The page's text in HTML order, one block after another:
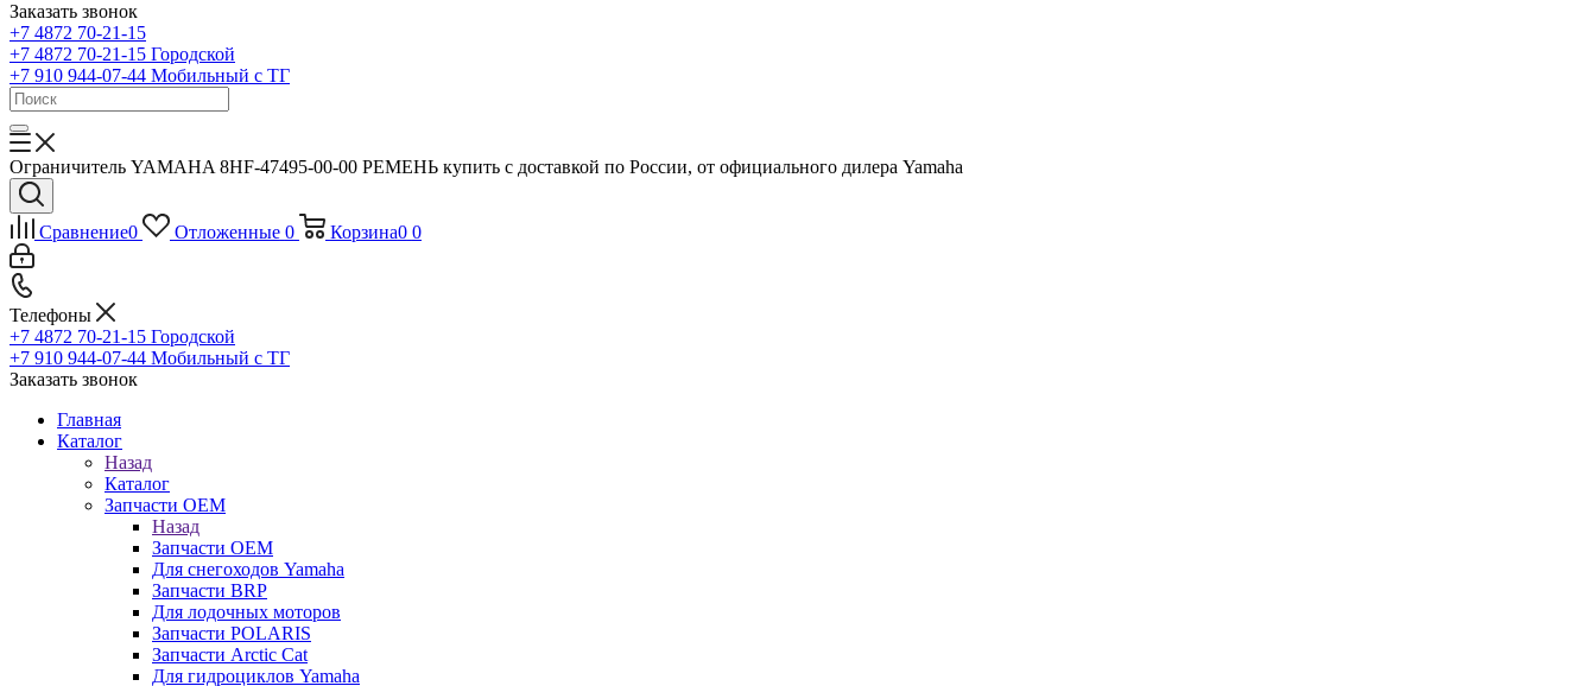
Заказать звонок
+7 4872 70-21-15
+7 4872 70-21-15 Городской
+7 910 944-07-44 Мобильный с ТГ
Ограничитель YAMAHA 8HF-47495-00-00 РЕМЕНЬ купить с доставкой по России, от официального дилера Yamaha
Сравнение0 Отложенные 0 Корзина0 0
Телефоны
+7 4872 70-21-15 Городской
+7 910 944-07-44 Мобильный с ТГ
Заказать звонок
Главная
Каталог
Назад
Каталог
Запчасти OEM
Назад
Запчасти OEM
Для снегоходов Yamaha
Запчасти BRP
Для лодочных моторов
Запчасти POLARIS
Запчасти Arctic Cat
Для гидроциклов Yamaha